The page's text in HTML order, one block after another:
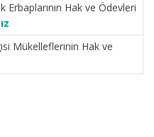
Hak ve Ödevleri
Mükelleflerinin Hak ve